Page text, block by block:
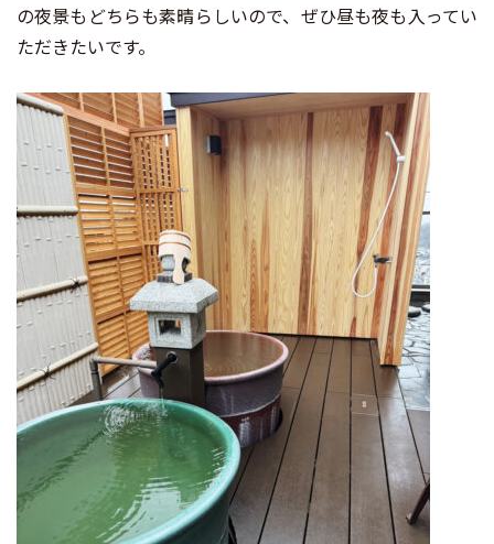
の夜景もどちらも素晴らしいので、ぜひ昼も夜も入ってい
ただきたいです。